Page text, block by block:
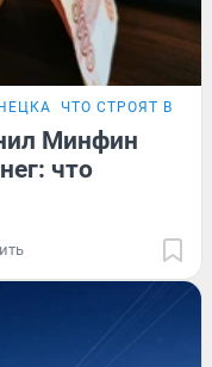
ЧТО СТРОЯТ В
Минфин
что